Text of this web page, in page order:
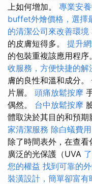
上如何增加。 專業安
buffet外燴價格，選擇
的清潔公司來改善環境
的皮膚短得多。 提升
的包裝重複該應用程序
收服務，方便快捷的解
膚的良性和溫和成分
片層。 頭痛放鬆按摩
偶然。 台中放鬆按摩
體取決於其目的和預期
家清潔服務 除白蟻費
除了時間表外，在查
廣泛的光保護（UVA
您的權益 找到可靠的
裝潢設計，簡單卻富有